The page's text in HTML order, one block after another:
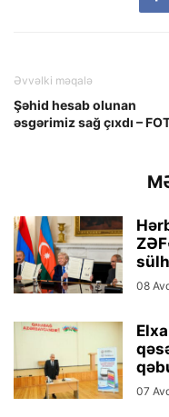
Əvvəlki məqalə
Şəhid hesab olunan
əsgərimiz sağ çıxdı –
08
07